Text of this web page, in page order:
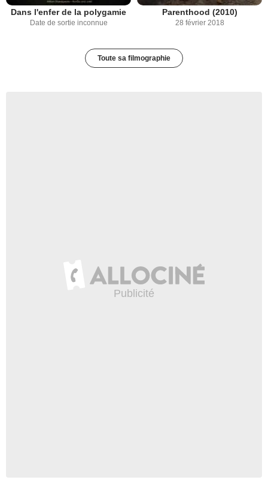
Dans l'enfer de la polygamie
Date de sortie inconnue
Parenthood (2010)
28 février 2018
Toute sa filmographie